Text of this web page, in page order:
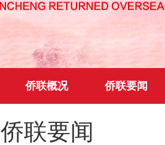
侨联概况 侨联要闻
侨联要闻